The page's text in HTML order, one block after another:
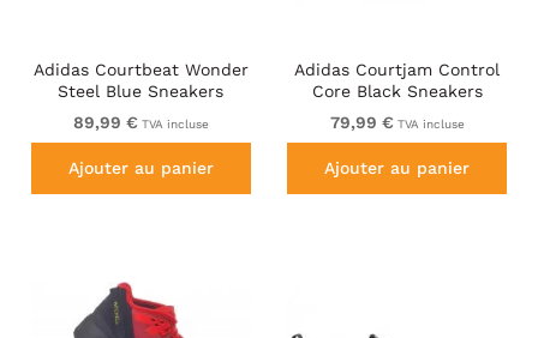
Adidas Courtbeat Wonder
Steel Blue Sneakers
89,99 € TVA incluse
Ajouter au panier
Adidas Courtjam Control
Core Black Sneakers
79,99 € TVA incluse
Ajouter au panier